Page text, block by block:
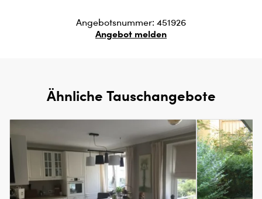
Angebotsnummer: 451926
Angebot melden
Ähnliche Tauschangebote